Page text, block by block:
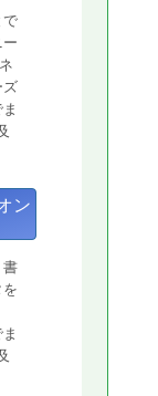
で
ズ
ン
書